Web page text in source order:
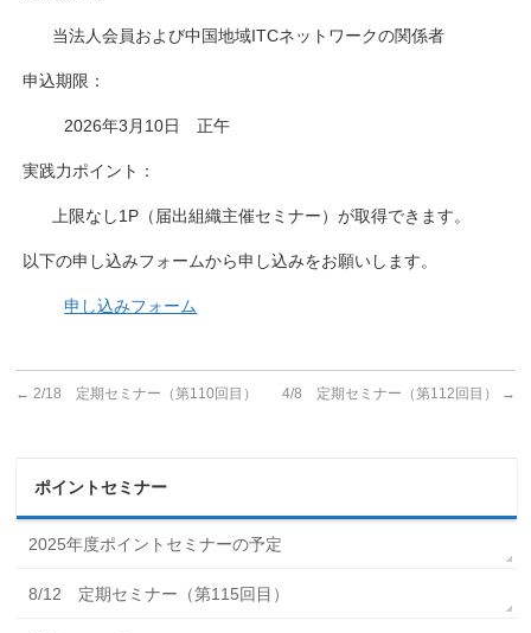
当法人会員および中国地域ITCネットワークの関係者
申込期限：
2026年3月10日 正午
実践力ポイント：
上限なし1P（届出組織主催セミナー）が取得できます。
以下の申し込みフォームから申し込みをお願いします。
申し込みフォーム
← 2/18 定期セミナー（第110回目） 4/8 定期セミナー（第112回目） →
ポイントセミナー
2025年度ポイントセミナーの予定
8/12 定期セミナー（第115回目）